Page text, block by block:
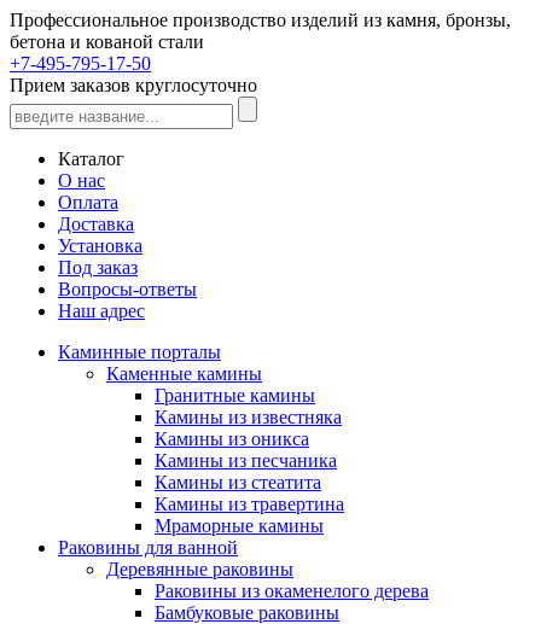
Профессиональное производство изделий из камня, бронзы,
бетона и кованой стали
+7-495-795-17-50
Прием заказов круглосуточно
Каталог
О нас
Оплата
Доставка
Установка
Под заказ
Вопросы-ответы
Наш адрес
Каминные порталы
Каменные камины
Гранитные камины
Камины из известняка
Камины из оникса
Камины из песчаника
Камины из стеатита
Камины из травертина
Мраморные камины
Раковины для ванной
Деревянные раковины
Раковины из окаменелого дерева
Бамбуковые раковины